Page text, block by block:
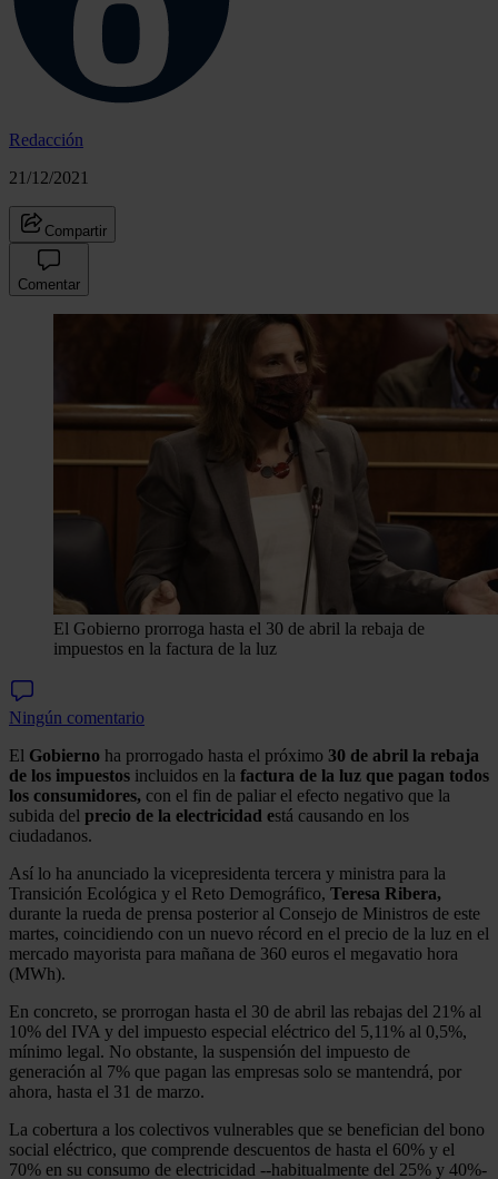
Redacción
21/12/2021
Compartir
Comentar
El Gobierno prorroga hasta el 30 de abril la rebaja de
impuestos en la factura de la luz
Ningún comentario
El Gobierno ha prorrogado hasta el próximo 30 de abril la rebaja
de los impuestos incluidos en la factura de la luz que pagan todos
los consumidores, con el fin de paliar el efecto negativo que la
subida del precio de la electricidad está causando en los
ciudadanos.
Así lo ha anunciado la vicepresidenta tercera y ministra para la
Transición Ecológica y el Reto Demográfico, Teresa Ribera,
durante la rueda de prensa posterior al Consejo de Ministros de este
martes, coincidiendo con un nuevo récord en el precio de la luz en el
mercado mayorista para mañana de 360 euros el megavatio hora
(MWh).
En concreto, se prorrogan hasta el 30 de abril las rebajas del 21% al
10% del IVA y del impuesto especial eléctrico del 5,11% al 0,5%,
mínimo legal. No obstante, la suspensión del impuesto de
generación al 7% que pagan las empresas solo se mantendrá, por
ahora, hasta el 31 de marzo.
La cobertura a los colectivos vulnerables que se benefician del bono
social eléctrico, que comprende descuentos de hasta el 60% y el
70% en su consumo de electricidad --habitualmente del 25% y 40%-